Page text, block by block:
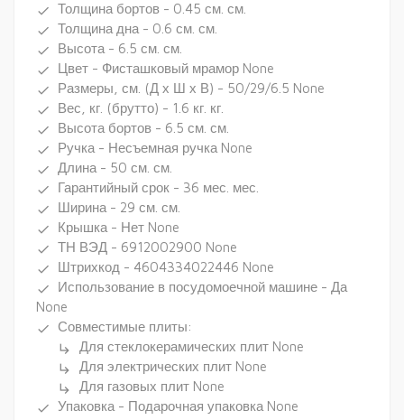
done Толщина бортов - 0.45 см. см.
done Толщина дна - 0.6 см. см.
done Высота - 6.5 см. см.
done Цвет - Фисташковый мрамор None
done Размеры, см. (Д х Ш х В) - 50/29/6.5 None
done Вес, кг. (брутто) - 1.6 кг. кг.
done Высота бортов - 6.5 см. см.
done Ручка - Несъемная ручка None
done Длина - 50 см. см.
done Гарантийный срок - 36 мес. мес.
done Ширина - 29 см. см.
done Крышка - Нет None
done ТН ВЭД - 6912002900 None
done Штрихкод - 4604334022446 None
done
Использование в посудомоечной машине - Да
None
done Совместимые плиты:
subdirectory_arrow_right Для стеклокерамических плит None
subdirectory_arrow_right Для электрических плит None
subdirectory_arrow_right Для газовых плит None
done Упаковка - Подарочная упаковка None